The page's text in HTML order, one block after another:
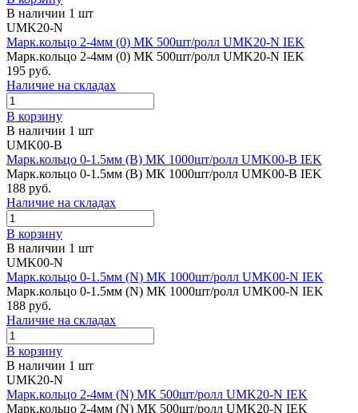
В наличии 1 шт
UMK20-N
Марк.кольцо 2-4мм (0) МК 500шт/ролл UMK20-N IEK
Марк.кольцо 2-4мм (0) МК 500шт/ролл UMK20-N IEK
195 руб.
Наличие на складах
В корзину
В наличии 1 шт
UMK00-B
Марк.кольцо 0-1.5мм (В) МК 1000шт/ролл UMK00-B IEK
Марк.кольцо 0-1.5мм (В) МК 1000шт/ролл UMK00-B IEK
188 руб.
Наличие на складах
В корзину
В наличии 1 шт
UMK00-N
Марк.кольцо 0-1.5мм (N) МК 1000шт/ролл UMK00-N IEK
Марк.кольцо 0-1.5мм (N) МК 1000шт/ролл UMK00-N IEK
188 руб.
Наличие на складах
В корзину
В наличии 1 шт
UMK20-N
Марк.кольцо 2-4мм (N) МК 500шт/ролл UMK20-N IEK
Марк.кольцо 2-4мм (N) МК 500шт/ролл UMK20-N IEK